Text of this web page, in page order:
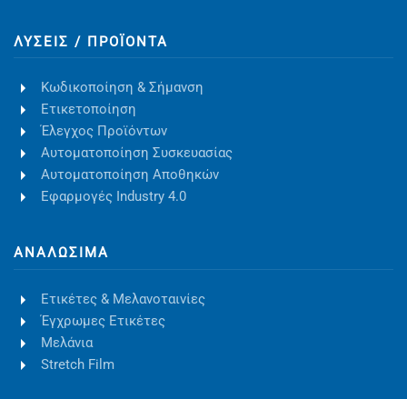
ΛΎΣΕΙΣ / ΠΡΟΪΌΝΤΑ
Κωδικοποίηση & Σήμανση
Ετικετοποίηση
Έλεγχος Προϊόντων
Αυτοματοποίηση Συσκευασίας
Αυτοματοποίηση Αποθηκών
Εφαρμογές Industry 4.0
ΑΝΑΛΏΣΙΜΑ
Ετικέτες & Μελανοταινίες
Έγχρωμες Ετικέτες
Μελάνια
Stretch Film